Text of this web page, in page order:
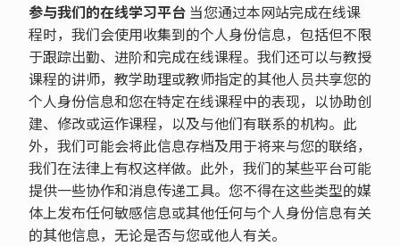
参与我们的在线学习平台当您通过本网站完成在线课
程时，我们会使用收集到的个人身份信息，包括但不限
于跟踪出勤、进阶和完成在线课程。我们还可以与教授
课程的讲师，教学助理或教师指定的其他人员共享您的
个人身份信息和您在特定在线课程中的表现，以协助创
建、修改或运作课程，以及与他们有联系的机构。此
外，我们可能会将此信息存档及用于将来与您的联络，
我们在法律上有权这样做。此外，我们的某些平台可能
提供一些协作和消息传递工具。您不得在这些类型的媒
体上发布任何敏感信息或其他任何与个人身份信息有关
的其他信息，无论是否与您或他人有关。